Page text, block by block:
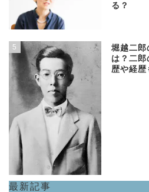
る？
5
堀越二郎
は？二郎
歴や経歴
最新記事